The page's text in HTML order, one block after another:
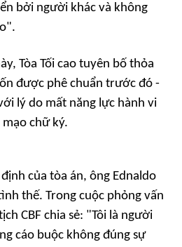
bởi người khác và không
Tòa Tối cao tuyên bố thỏa
được phê chuẩn trước đó -
lý do mất năng lực hành vi
chữ ký.
của tòa án, ông Ednaldo
thế. Trong cuộc phỏng vấn
CBF chia sẻ: "Tôi là người
cáo buộc không đúng sự